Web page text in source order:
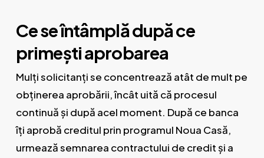
Ce se întâmplă după ce
primești aprobarea
Mulți solicitanți se concentrează atât de mult pe
obținerea aprobării, încât uită că procesul
continuă și după acel moment. După ce banca
îți aprobă creditul prin programul Noua Casă,
urmează semnarea contractului de credit și a